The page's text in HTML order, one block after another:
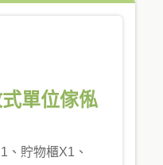
單位傢俬
、貯物櫃X1、